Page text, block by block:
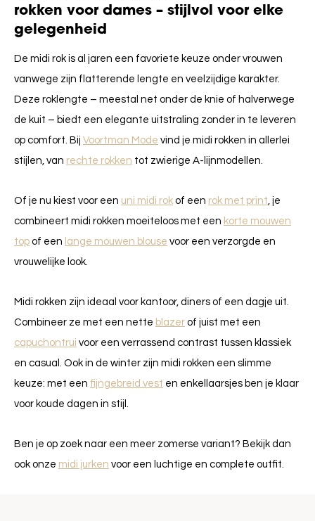
rokken voor dames – stijlvol voor elke
gelegenheid
De midi rok is al jaren een favoriete keuze onder vrouwen
vanwege zijn flatterende lengte en veelzijdige karakter.
Deze roklengte – meestal net onder de knie of halverwege
de kuit – biedt een elegante uitstraling zonder in te leveren
op comfort. Bij Voortman Mode vind je midi rokken in allerlei
stijlen, van rechte rokken tot zwierige A-lijnmodellen.
Of je nu kiest voor een uni midi rok of een rok met print, je
combineert midi rokken moeiteloos met een korte mouwen
top of een lange mouwen blouse voor een verzorgde en
vrouwelijke look.
Midi rokken zijn ideaal voor kantoor, diners of een dagje uit.
Combineer ze met een nette blazer of juist met een
capuchontrui voor een verrassend contrast tussen klassiek
en casual. Ook in de winter zijn midi rokken een slimme
keuze: met een fijngebreid vest en enkellaarsjes ben je klaar
voor koude dagen in stijl.
Ben je op zoek naar een meer zomerse variant? Bekijk dan
ook onze midi jurken voor een luchtige en complete outfit.